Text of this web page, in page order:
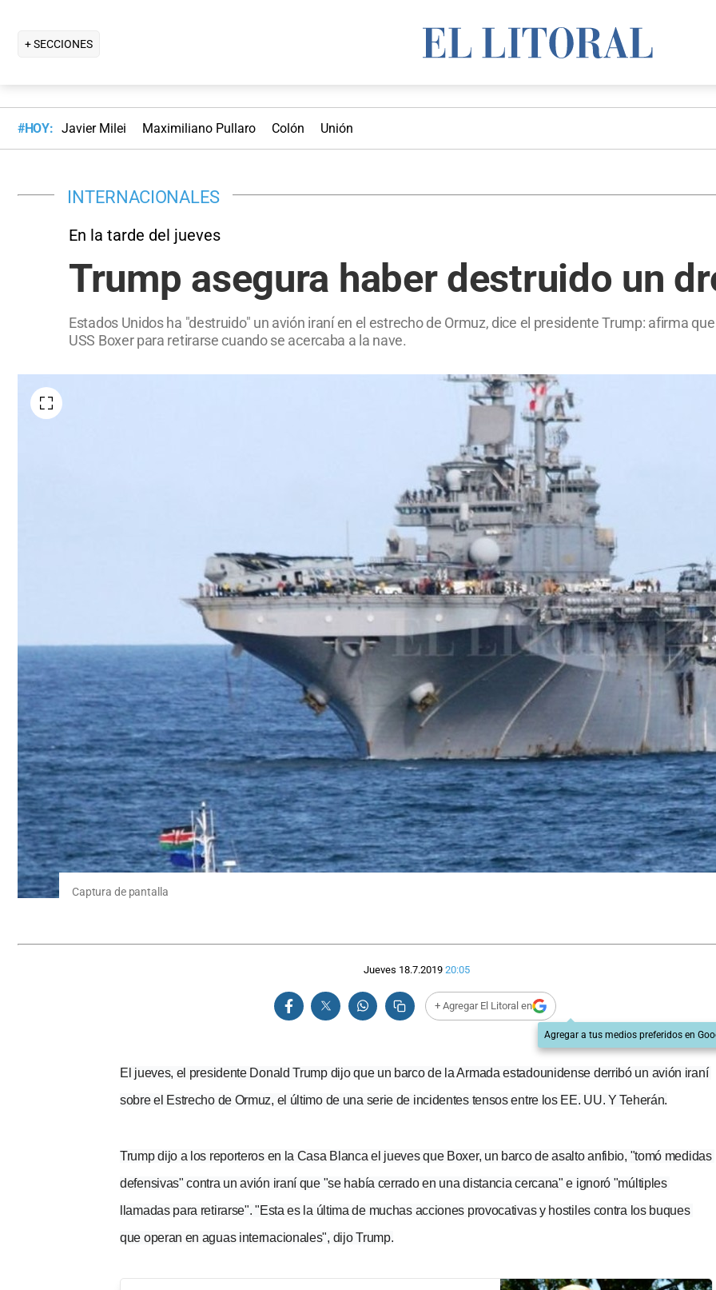
+ SECCIONES
#HOY: Javier Milei Maximiliano Pullaro Colón Unión
INTERNACIONALES
En la tarde del jueves
Trump asegura haber destruido un
Estados Unidos ha "destruido" un avión iraní en el estrecho de Ormuz, dice el presidente Trump: afirma
USS Boxer para retirarse cuando se acercaba a la nave.
Captura de pantalla
Jueves 18.7.2019 20:05
+ Agregar El Litoral en
Agregar a tus medios preferidos en
El jueves, el presidente Donald Trump dijo que un barco de la Armada estadounidense derribó un avión iraní
sobre el Estrecho de Ormuz, el último de una serie de incidentes tensos entre los EE. UU. Y Teherán.
Trump dijo a los reporteros en la Casa Blanca el jueves que Boxer, un barco de asalto anfibio, "tomó medidas
defensivas" contra un avión iraní que "se había cerrado en una distancia cercana" e ignoró "múltiples
llamadas para retirarse". "Esta es la última de muchas acciones provocativas y hostiles contra los buques
que operan en aguas internacionales", dijo Trump.